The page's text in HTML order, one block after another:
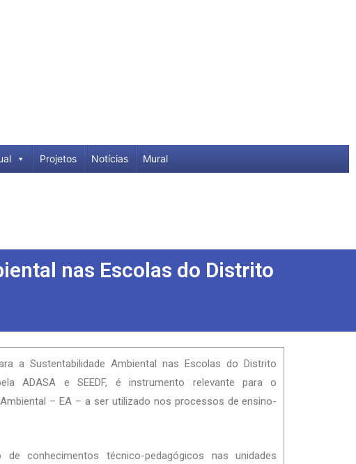
Projetos Notícias Mural
nas Escolas do Distrito
a Sustentabilidade Ambiental nas Escolas do Distrito
ADASA e SEEDF, é instrumento relevante para o
– EA – a ser utilizado nos processos de ensino-
conhecimentos técnico-pedagógicos nas unidades